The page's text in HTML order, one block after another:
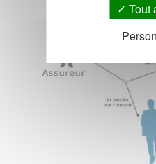
Tout